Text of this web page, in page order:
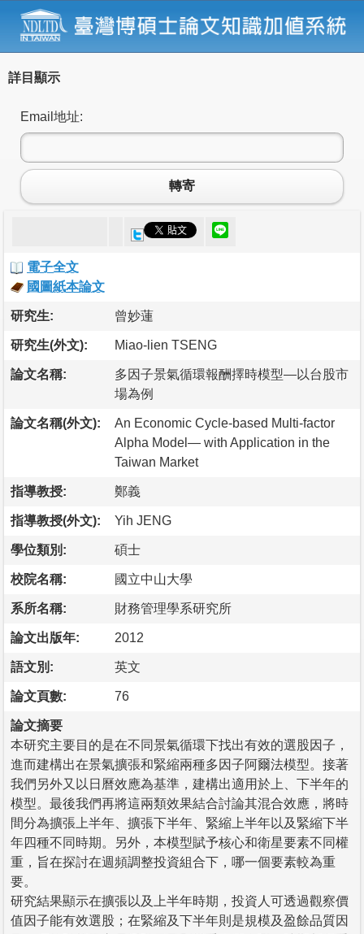
詳目顯示
Email地址:
轉寄
電子全文
國圖紙本論文
研究生: 曾妙蓮
研究生(外文): Miao-lien TSENG
論文名稱:
多因子景氣循環報酬擇時模型—以台股市
場為例
論文名稱(外文):
An Economic Cycle-based Multi-factor
Alpha Model— with Application in the
Taiwan Market
指導教授: 鄭義
指導教授(外文): Yih JENG
學位類別: 碩士
校院名稱: 國立中山大學
系所名稱: 財務管理學系研究所
論文出版年: 2012
語文別: 英文
論文頁數: 76
論文摘要
本研究主要目的是在不同景氣循環下找出有效的選股因子，
進而建構出在景氣擴張和緊縮兩種多因子阿爾法模型。接著
我們另外又以日曆效應為基準，建構出適用於上、下半年的
模型。最後我們再將這兩類效果結合討論其混合效應，將時
間分為擴張上半年、擴張下半年、緊縮上半年以及緊縮下半
年四種不同時期。另外，本模型賦予核心和衛星要素不同權
重，旨在探討在週頻調整投資組合下，哪一個要素較為重
要。
研究結果顯示在擴張以及上半年時期，投資人可透過觀察價
值因子能有效選股；在緊縮及下半年則是規模及盈餘品質因